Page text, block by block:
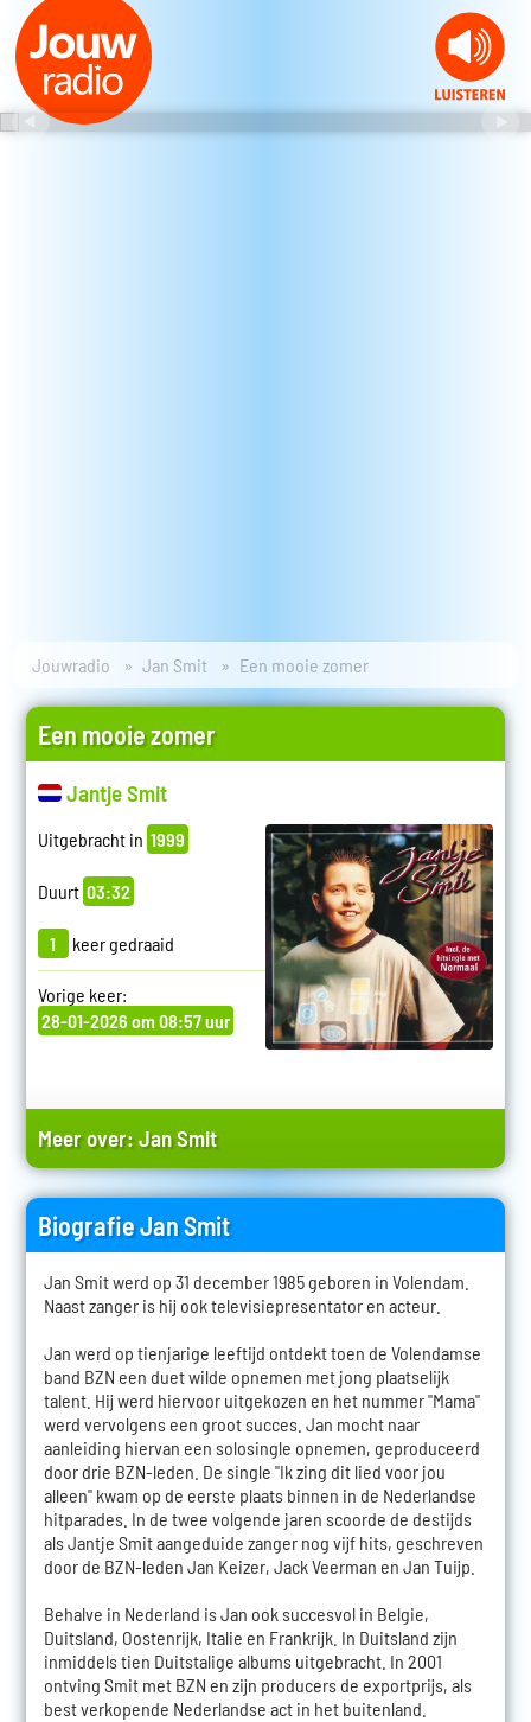
Jouwradio Jan Smit Een mooie zomer
Een mooie zomer
Jantje Smit
Uitgebracht in 1999
Duurt 03:32
1 keer gedraaid
Vorige keer:
28-01-2026 om 08:57 uur
Meer over:Jan Smit
Biografie Jan Smit
Jan Smit werd op 31 december 1985 geboren in Volendam.
Naast zanger is hij ook televisiepresentator en acteur.
Jan werd op tienjarige leeftijd ontdekt toen de Volendamse
band BZN een duet wilde opnemen met jong plaatselijk
talent. Hij werd hiervoor uitgekozen en het nummer "Mama"
werd vervolgens een groot succes. Jan mocht naar
aanleiding hiervan een solosingle opnemen, geproduceerd
door drie BZN-leden. De single "Ik zing dit lied voor jou
alleen" kwam op de eerste plaats binnen in de Nederlandse
hitparades. In de twee volgende jaren scoorde de destijds
als Jantje Smit aangeduide zanger nog vijf hits, geschreven
door de BZN-leden Jan Keizer, Jack Veerman en Jan Tuijp.
Behalve in Nederland is Jan ook succesvol in Belgie,
Duitsland, Oostenrijk, Italie en Frankrijk. In Duitsland zijn
inmiddels tien Duitstalige albums uitgebracht. In 2001
ontving Smit met BZN en zijn producers de exportprijs, als
best verkopende Nederlandse act in het buitenland.